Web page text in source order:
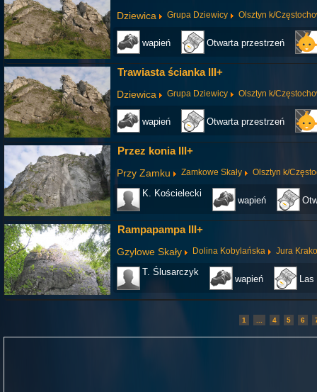
Dziewica Grupa Dziewicy Olsztyn k/
wapień Otwarta przestrzeń
Trawiasta ścianka III+
Dziewica Grupa Dziewicy Olsztyn k/
wapień Otwarta przestrzeń
Przez konia III+
Przy Zamku Zamkowe Skały Olsztyn k/
K. Kościelecki
wapień
Rampapampa III+
Gzylowe Skały Dolina Kobylańska Jura
T. Ślusarczyk
wapień Las
1 4 5 6